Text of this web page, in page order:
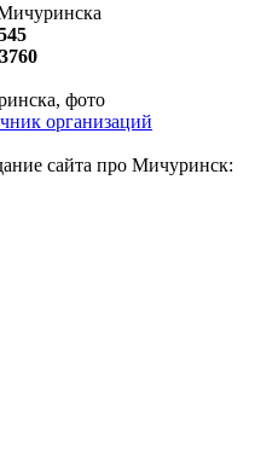
организаций
сайта про Мичуринск: